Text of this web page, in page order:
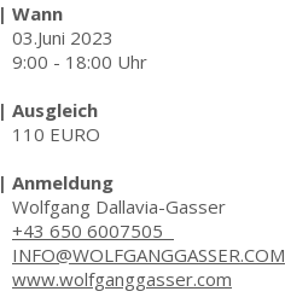
| Wann
03.Juni 2023
9:00 - 18:00 Uhr
| Ausgleich
110 EURO
| Anmeldung
Wolfgang Dallavia-Gasser
+43 650 6007505
INFO@WOLFGANGGASSER.COM
www.wolfganggasser.com